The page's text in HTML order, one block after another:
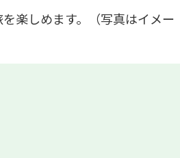
楽しめます。（写真はイメー